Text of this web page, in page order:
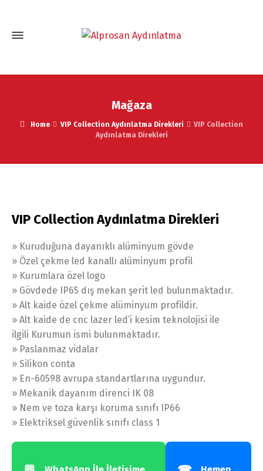
Mağaza
Home VIP Collection Aydınlatma Direkleri
VIP Collection
Aydınlatma Direkleri
VIP Collection Aydınlatma Direkleri
» Kuruduğuna dayanıklı alüminyum gövde
» Özel çekme led kanallı alüminyum profil
» Kurumlara özel logo
» Gövdede IP65 dış mekan şerit led bulunmaktadır.
» Alt kaide özel çekme alüminyum profildir.
» Alt kaide de cnc lazer led’i kesim teknolojisi ile
ilgili Kurumun ismi bulunmaktadır.
» Paslanmaz vidalar
» Silikon conta
» En-60598 avrupa standartlarına uygundur.
» Mekanik dayanım direnci IK 08
» Nem ve toza karşı koruma sınıfı IP66
» Elektriksel güvenlik sınıfı class 1